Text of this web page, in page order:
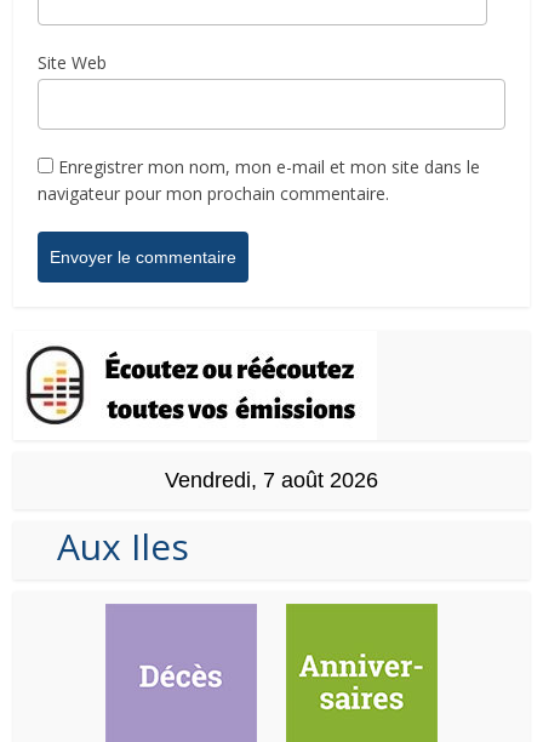
Site Web
Enregistrer mon nom, mon e-mail et mon site dans le
navigateur pour mon prochain commentaire.
Vendredi, 7 août 2026
Aux Iles